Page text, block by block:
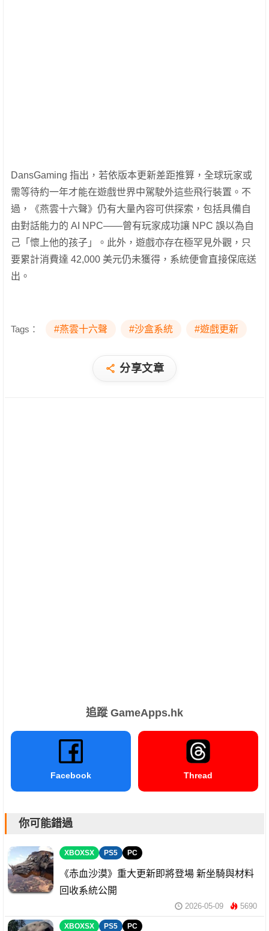
DansGaming 指出，若依版本更新差距推算，全球玩家或
需等待約一年才能在遊戲世界中駕駛外這些飛行裝置。不
過，《燕雲十六聲》仍有大量內容可供探索，包括具備自
由對話能力的 AI NPC——曾有玩家成功讓 NPC 誤以為自
己「懷上他的孩子」。此外，遊戲亦存在極罕見外觀，只
要累計消費達 42,000 美元仍未獲得，系統便會直接保底送
出。
Tags： #燕雲十六聲 #沙盒系統 #遊戲更新
分享文章
追蹤 GameApps.hk
Facebook Thread
你可能錯過
XBOXSX PS5 PC
《赤血沙漠》重大更新即將登場 新坐騎與材料
回收系統公開
2026-05-09 5690
XBOXSX PS5 PC